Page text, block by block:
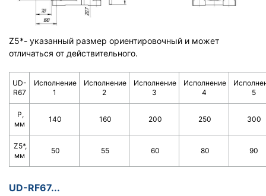
Z5*- указанный размер ориентировочный и может
отличаться от действительного.
UD-
R67
Исполнение
1
Исполнение
2
Исполнение
3
Исполнение
4
5
Р,
мм
140 160 200 250 300
Z5*,
мм
50 55 60 80 90
UD-RF67...